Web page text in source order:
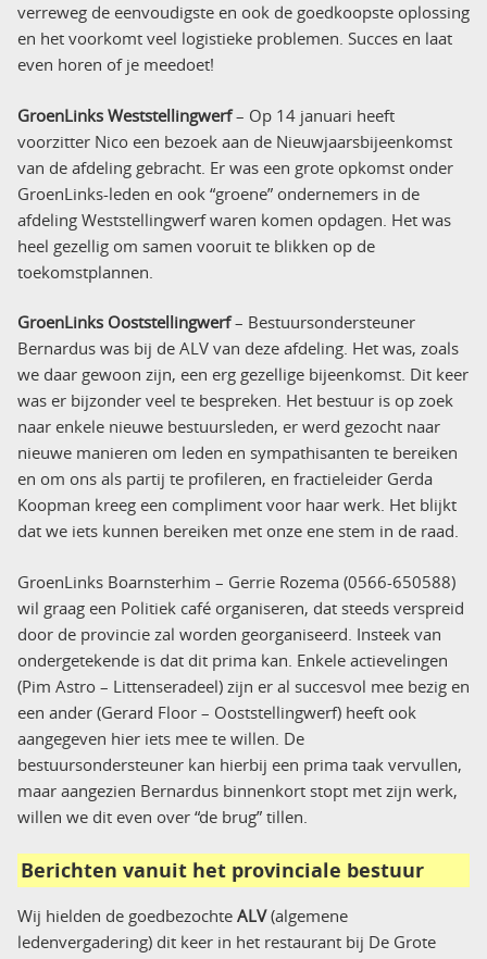
verreweg de eenvoudigste en ook de goedkoopste oplossing
en het voorkomt veel logistieke problemen. Succes en laat
even horen of je meedoet!
GroenLinks Weststellingwerf– Op 14 januari heeft
voorzitter Nico een bezoek aan de Nieuwjaarsbijeenkomst
van de afdeling gebracht. Er was een grote opkomst onder
GroenLinks-leden en ook “groene” ondernemers in de
afdeling Weststellingwerf waren komen opdagen. Het was
heel gezellig om samen vooruit te blikken op de
toekomstplannen.
GroenLinks Ooststellingwerf– Bestuursondersteuner
Bernardus was bij de ALV van deze afdeling. Het was, zoals
we daar gewoon zijn, een erg gezellige bijeenkomst. Dit keer
was er bijzonder veel te bespreken. Het bestuur is op zoek
naar enkele nieuwe bestuursleden, er werd gezocht naar
nieuwe manieren om leden en sympathisanten te bereiken
en om ons als partij te profileren, en fractieleider Gerda
Koopman kreeg een compliment voor haar werk. Het blijkt
dat we iets kunnen bereiken met onze ene stem in de raad.
GroenLinks Boarnsterhim – Gerrie Rozema (0566-650588)
wil graag een Politiek café organiseren, dat steeds verspreid
door de provincie zal worden georganiseerd. Insteek van
ondergetekende is dat dit prima kan. Enkele actievelingen
(Pim Astro – Littenseradeel) zijn er al succesvol mee bezig en
een ander (Gerard Floor – Ooststellingwerf) heeft ook
aangegeven hier iets mee te willen. De
bestuursondersteuner kan hierbij een prima taak vervullen,
maar aangezien Bernardus binnenkort stopt met zijn werk,
willen we dit even over “de brug” tillen.
Berichten vanuit het provinciale bestuur
Wij hielden de goedbezochte ALV(algemene
ledenvergadering) dit keer in het restaurant bij De Grote